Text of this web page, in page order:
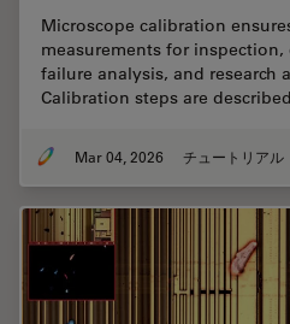
Microscope calibration
measurements for
failure analysis, and research
Calibration steps are
Mar 04, 2026 チュートリアル